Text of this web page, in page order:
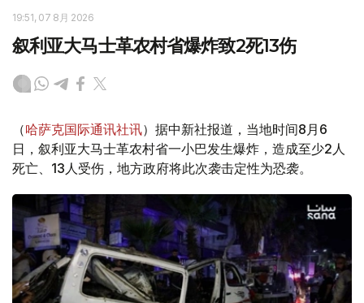
19:51, 07 8月 2026
叙利亚大马士革农村省爆炸致2死13伤
（哈萨克国际通讯社讯）据中新社报道，当地时间8月6
日，叙利亚大马士革农村省一小巴发生爆炸，造成至少2人
死亡、13人受伤，地方政府将此次袭击定性为恐袭。